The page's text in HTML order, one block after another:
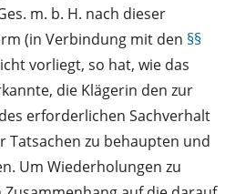
m. b. H. nach dieser
(in Verbindung mit den §§
vorliegt, so hat, wie das
die Klägerin den zur
erforderlichen Sachverhalt
zu behaupten und
Um Wiederholungen zu